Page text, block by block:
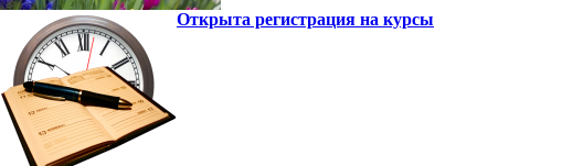
Открыта регистрация на курсы